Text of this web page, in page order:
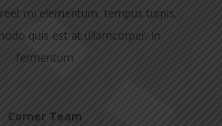
mi elementum, tempus turpis.
quis est at ullamcorper. In
fermentum
Corner Team